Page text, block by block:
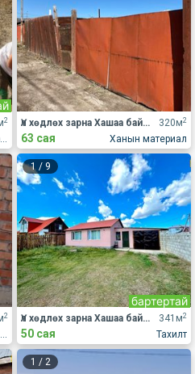
2
Алтан өлгий /баруун, зүүн/
320м2
Ханын материал
Үл хөдлөх зарна Хашаа байшин
63 сая
2
Яармаг/ Сонсголон
1 / 9
бартертай
341м2
Тахилт
Үл хөдлөх зарна Хашаа байшин
50 сая
1 / 2